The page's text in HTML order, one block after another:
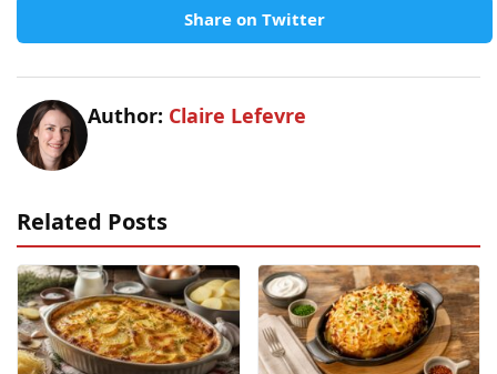
Share on Twitter
Author: Claire Lefevre
Related Posts